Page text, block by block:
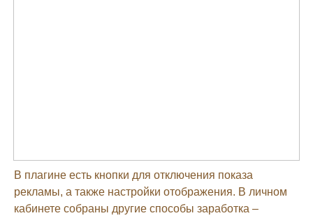
В плагине есть кнопки для отключения показа
рекламы, а также настройки отображения. В личном
кабинете собраны другие способы заработка –